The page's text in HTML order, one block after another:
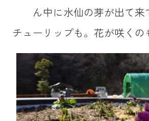
ん中に水仙の芽が出て来
チューリップも。花が咲くの